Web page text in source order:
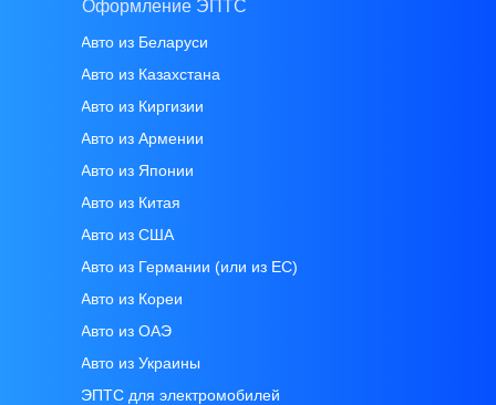
Оформление ЭПТС
Авто из Беларуси
Авто из Казахстана
Авто из Киргизии
Авто из Армении
Авто из Японии
Авто из Китая
Авто из CША
Авто из Германии (или из ЕС)
Авто из Кореи
Авто из ОАЭ
Авто из Украины
ЭПТС для электромобилей